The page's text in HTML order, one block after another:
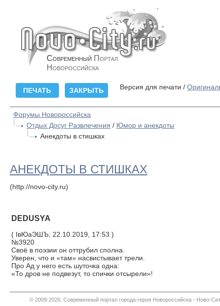
Современный Портал
Новороссийска
Версия для печати /
Форумы Новороссийска
Отдых Досуг Развлечения / Юмор и анекдоты
Анекдоты в стишках
АНЕКДОТЫ В СТИШКАХ
(http://novo-city.ru)
DEDUSYA
( ІвЮаЭШЪ, 22.10.2019, 17:53 )
№3920
Своё в поэзии он оттрубил сполна.
Уверен, что и «там» насвистывает трели.
Про Ад у него есть шуточка одна:
«То дров не подвезут, то спички отсырели»!
© 2009-2026, Современный портал города-героя Новороссийска - Ново-